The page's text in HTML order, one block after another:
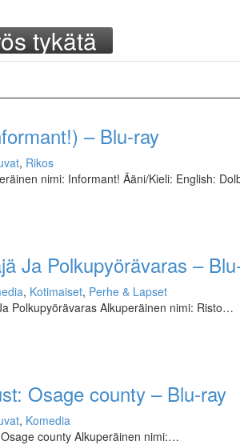
tykätä
– Blu-ray
, Rikos
nimi: Informant! Ääni/Kieli: English:
Ja Polkupyörävaras –
, Kotimaiset, Perhe & Lapset
Polkupyörävaras Alkuperäinen nimi: Risto…
Osage county – Blu-ray
, Komedia
county Alkuperäinen nimi:…